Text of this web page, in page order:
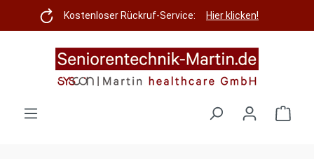
Zum Hauptinhalt springen
Kostenloser Rückruf-Service: Hier klicken!